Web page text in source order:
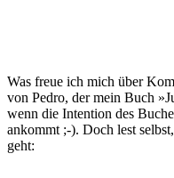
Was freue ich mich über
von Pedro, der mein Buch
wenn die Intention des
ankommt ;-). Doch lest
geht: